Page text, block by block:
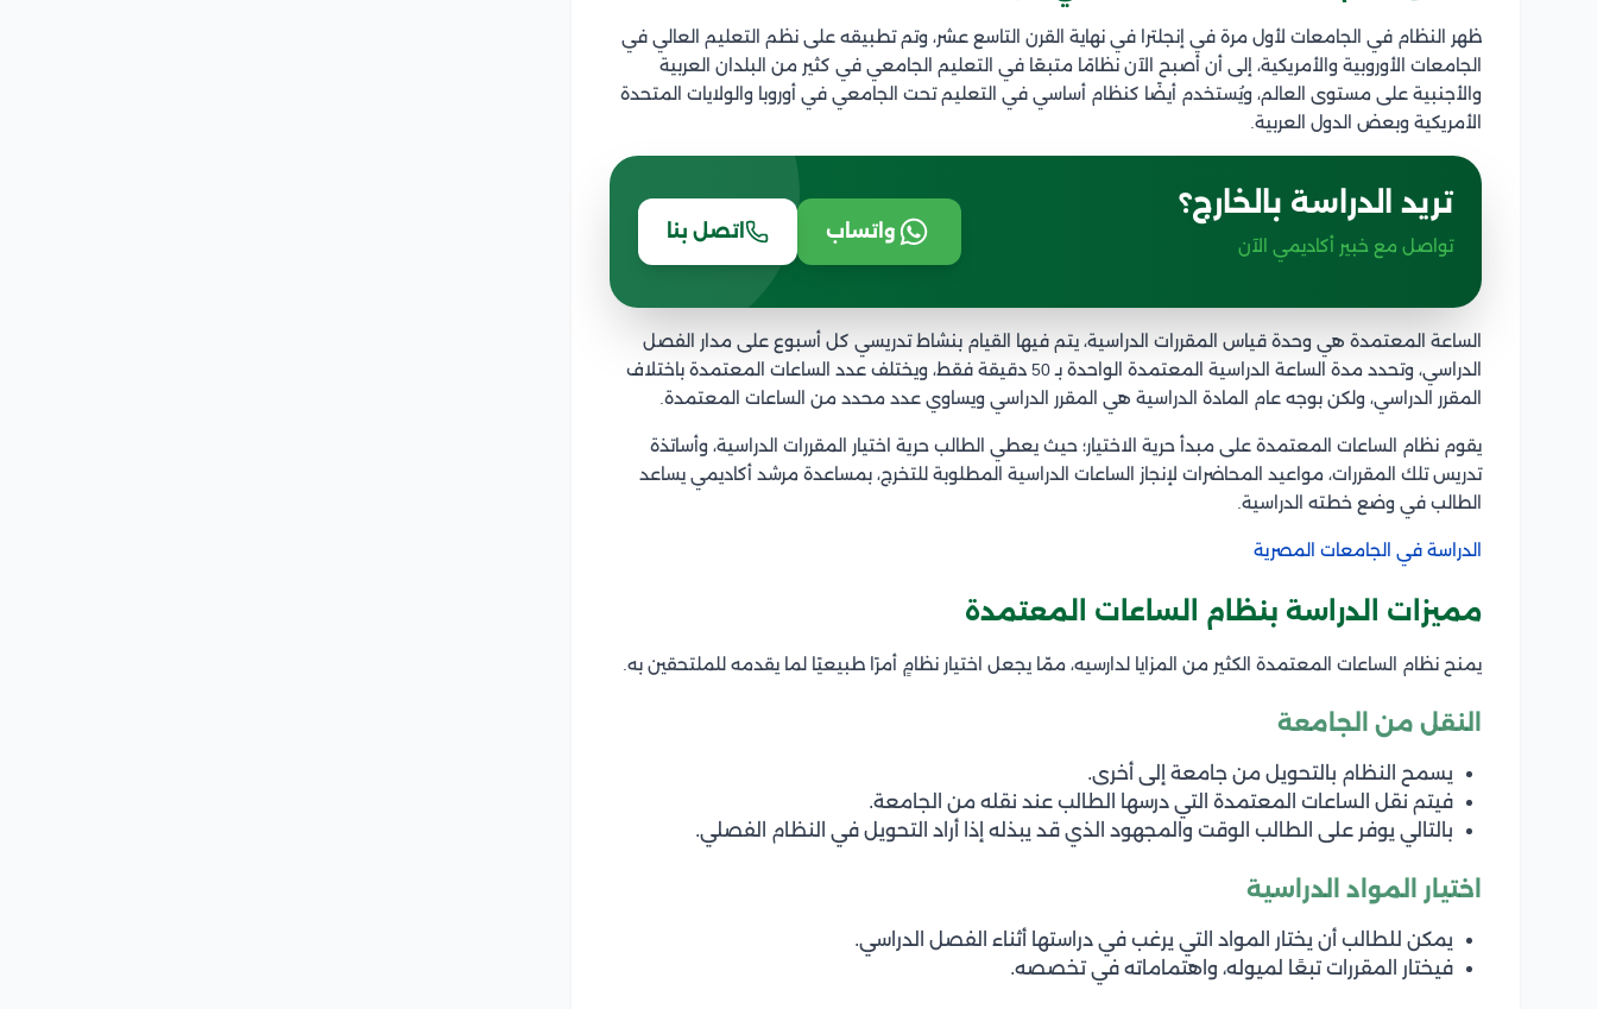
ظهر النظام في الجامعات لأول مرة في إنجلترا في نهاية القرن التاسع عشر، وتم تطبيقه على نظم التعليم العالي في
الجامعات الأوروبية والأمريكية، إلى أن أصبح الآن نظامًا متبعًا في التعليم الجامعي في كثير من البلدان العربية
والأجنبية على مستوى العالم، ويُستخدم أيضًا كنظام أساسي في التعليم تحت الجامعي في أوروبا والولايات المتحدة
الأمريكية وبعض الدول العربية.
تريد الدراسة بالخارج؟
تواصل مع خبير أكاديمي الآن
واتساب اتصل بنا
الساعة المعتمدة هي وحدة قياس المقررات الدراسية، يتم فيها القيام بنشاط تدريسي كل أسبوع على مدار الفصل
الدراسي، وتحدد مدة الساعة الدراسية المعتمدة الواحدة بـ 50 دقيقة فقط، ويختلف عدد الساعات المعتمدة باختلاف
المقرر الدراسي، ولكن بوجه عام المادة الدراسية هي المقرر الدراسي ويساوي عدد محدد من الساعات المعتمدة.
يقوم نظام الساعات المعتمدة على مبدأ حرية الاختيار؛ حيث يعطي الطالب حرية اختيار المقررات الدراسية، وأساتذة
تدريس تلك المقررات، مواعيد المحاضرات لإنجاز الساعات الدراسية المطلوبة للتخرج، بمساعدة مرشد أكاديمي يساعد
الطالب في وضع خطته الدراسية.
الدراسة في الجامعات المصرية
مميزات الدراسة بنظام الساعات المعتمدة
يمنح نظام الساعات المعتمدة الكثير من المزايا لدارسيه، ممّا يجعل اختيار نظامٍ أمرًا طبيعيًا لما يقدمه للملتحقين به.
النقل من الجامعة
يسمح النظام بالتحويل من جامعة إلى أخرى.
فيتم نقل الساعات المعتمدة التي درسها الطالب عند نقله من الجامعة.
بالتالي يوفر على الطالب الوقت والمجهود الذي قد يبذله إذا أراد التحويل في النظام الفصلي.
اختيار المواد الدراسية
يمكن للطالب أن يختار المواد التي يرغب في دراستها أثناء الفصل الدراسي.
فيختار المقررات تبعًا لميوله، واهتماماته في تخصصه.